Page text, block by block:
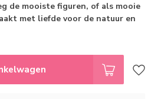
de mooiste figuren, of als mooie
met liefde voor de natuur en